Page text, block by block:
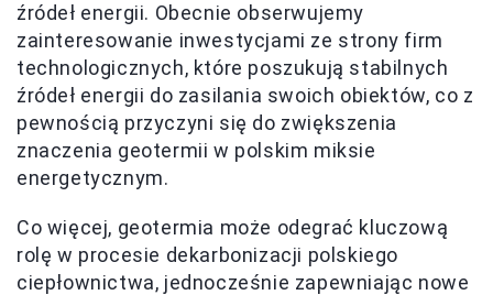
źródeł energii. Obecnie obserwujemy
zainteresowanie inwestycjami ze strony firm
technologicznych, które poszukują stabilnych
źródeł energii do zasilania swoich obiektów, co z
pewnością przyczyni się do zwiększenia
znaczenia geotermii w polskim miksie
energetycznym.
Co więcej, geotermia może odegrać kluczową
rolę w procesie dekarbonizacji polskiego
ciepłownictwa, jednocześnie zapewniając nowe